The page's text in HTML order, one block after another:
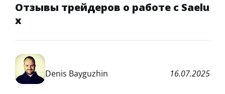
Отзывы трейдеров о работе с Saelu
x
Denis Bayguzhin 16.07.2025